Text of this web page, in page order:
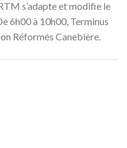
s’adapte et modifie le
6h00 à 10h00, Terminus
Réformés Canebière.